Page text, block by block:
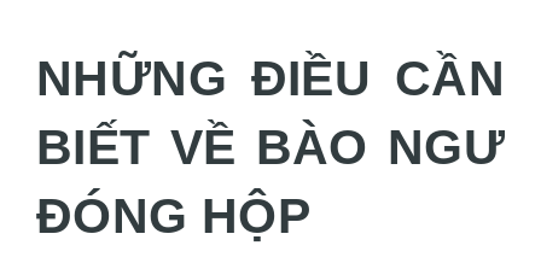
NHỮNG ĐIỀU CẦN
BIẾT VỀ BÀO NGƯ
ĐÓNG HỘP